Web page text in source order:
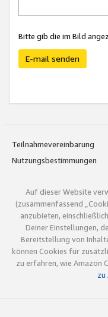
Bitte gib die im Bild
E-mail senden
Teilnahmevereinbarung
Nutzungsbestimmungen
Auf dieser Website
(zusammenfassend
anzubieten,
Deiner Einstellungen,
Bereitstellung von
können Cookies für
zu erfahren, wie Amazon
zu